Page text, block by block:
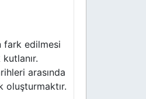
fark edilmesi
arasında
oluşturmaktır.